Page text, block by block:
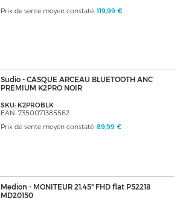
Prix de vente moyen constaté: 119,99 €
Sudio - CASQUE ARCEAU BLUETOOTH ANC
PREMIUM K2PRO NOIR
SKU: K2PROBLK
EAN: 7350071385562
Prix de vente moyen constaté: 89,99 €
Medion - MONITEUR 21,45" FHD flat P52218
MD20150